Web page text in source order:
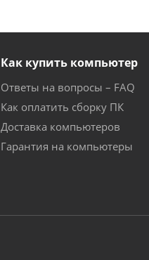
Как купить компьютер
Ответы на вопросы – FAQ
Как оплатить сборку ПК
Доставка компьютеров
Гарантия на компьютеры